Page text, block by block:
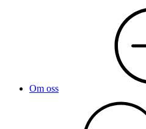
Om oss